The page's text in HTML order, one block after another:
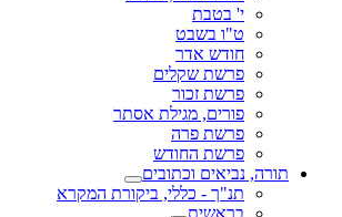
י' בטבת
ט"ו בשבט
חודש אדר
פרשת שקלים
פרשת זכור
פורים, מגילת אסתר
פרשת פרה
פרשת החודש
תורה, נביאים וכתובים
תנ"ך - כללי, ביקורת המקרא